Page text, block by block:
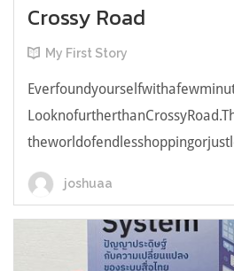
Crossy Road
My First Story
joshuaa